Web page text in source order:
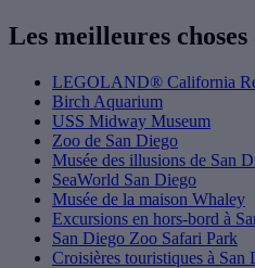
Les meilleures
LEGOLAND® California
Birch Aquarium
USS Midway Museum
Zoo de San Diego
Musée des illusions de San
SeaWorld San Diego
Musée de la maison Whaley
Excursions en hors-bord à
San Diego Zoo Safari Park
Croisières touristiques à San